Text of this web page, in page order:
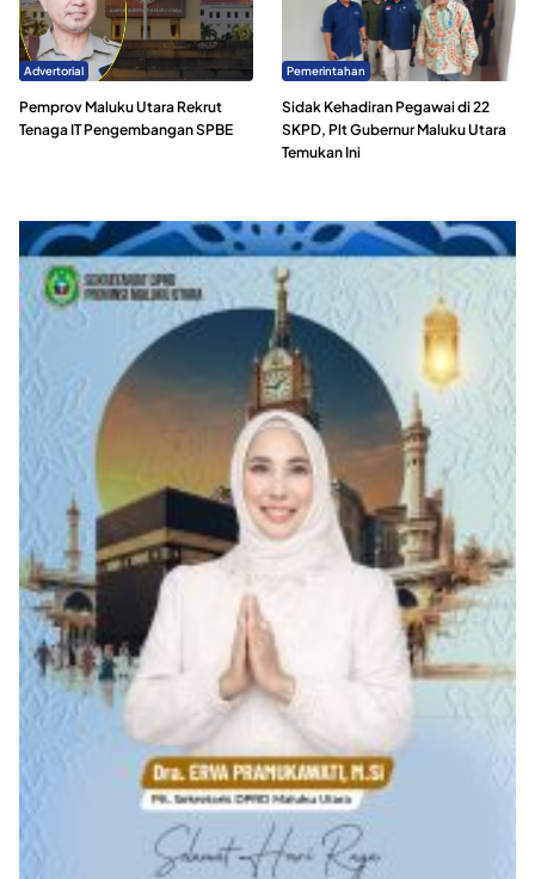
Advertorial
Pemprov Maluku Utara Rekrut
Tenaga IT Pengembangan SPBE
Pemerintahan
Sidak Kehadiran Pegawai di 22
SKPD, Plt Gubernur Maluku Utara
Temukan Ini